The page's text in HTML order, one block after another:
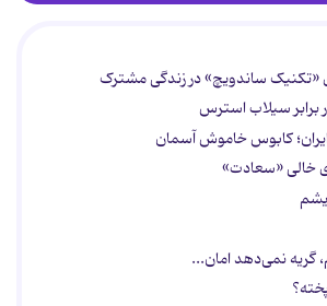
«تکنیک ساندویچ» در زندگی مشترک
برابر سیلاب استرس
کابوس خاموش آسمان
خالی «سعادت»
گریه نمی‌دهد امان...